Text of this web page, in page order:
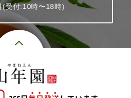
(受付:10時〜18時)